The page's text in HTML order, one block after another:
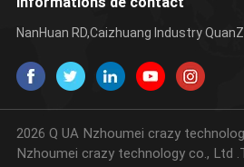
NanHuan RD,Caizhuang Industry
2026 Q UA Nzhoumei crazy
Nzhoumei crazy technology co., Ltd